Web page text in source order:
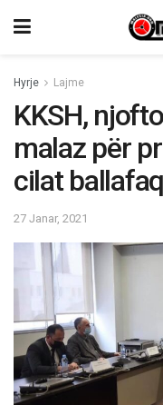
Hyrje Lajme
KKSH,
malaz për
cilat
27 Janar, 2021